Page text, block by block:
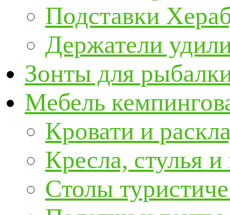
Подставки
Держатели
Зонты для
Мебель
Кровати и
Кресла, стулья
Столы